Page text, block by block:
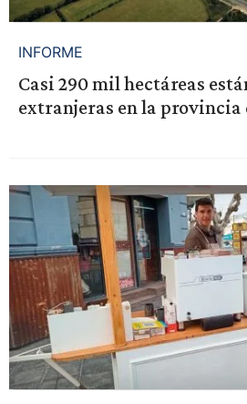
INFORME
Casi 290 mil hectáreas
extranjeras en la provincia